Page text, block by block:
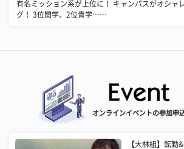
有名ミッション系が上位に！ キャンパスがオシャ
グ！ 3位関学、2位青学……
オンラインイベントの参加申
【大林組】転勤